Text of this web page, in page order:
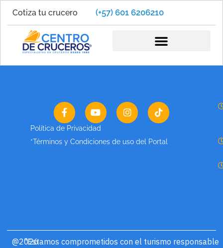
Cotiza tu crucero (+57) 601 6206210
Mykonos
Política de Privacidad
*Términos y Condiciones de uso del Portal
@2026
"Estamos comprometidos con el turismo responsable